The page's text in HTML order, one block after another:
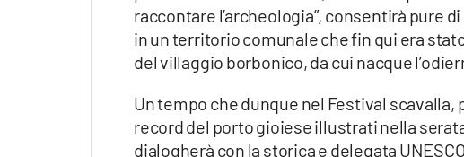
raccontare l’archeologia”, consentirà pure
in un territorio comunale che fin qui era
del villaggio borbonico, da cui nacque
Un tempo che dunque nel Festival
record del porto gioiese illustrati nella
dialogherà con la storica e delegata